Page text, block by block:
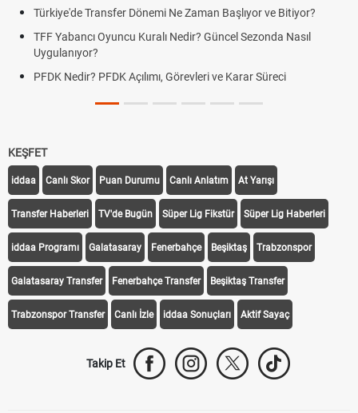
Türkiye'de Transfer Dönemi Ne Zaman Başlıyor ve Bitiyor?
TFF Yabancı Oyuncu Kuralı Nedir? Güncel Sezonda Nasıl
Uygulanıyor?
PFDK Nedir? PFDK Açılımı, Görevleri ve Karar Süreci
KEŞFET
iddaa Canlı Skor Puan Durumu Canlı Anlatım At Yarışı
Transfer Haberleri TV'de Bugün Süper Lig Fikstür Süper Lig Haberleri
iddaa Programı Galatasaray Fenerbahçe Beşiktaş Trabzonspor
Galatasaray Transfer Fenerbahçe Transfer Beşiktaş Transfer
Trabzonspor Transfer Canlı İzle iddaa Sonuçları Aktif Sayaç
Takip Et